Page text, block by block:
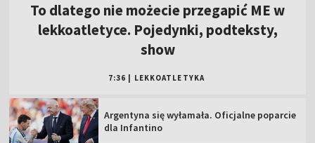
To dlatego nie możecie przegapić ME w
lekkoatletyce. Pojedynki, podteksty,
show
7:36 LEKKOATLETYKA
Argentyna się wyłamała. Oficjalne poparcie
dla Infantino